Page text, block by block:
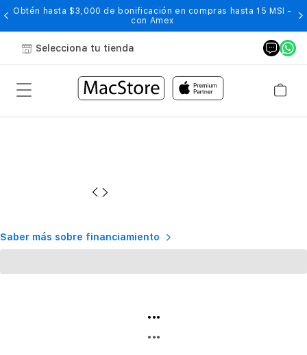
Obtén hasta $3,000 de bonificación en compras hasta 15 MSI -
con Amex
Selecciona tu tienda
Saber más sobre financiamiento
...
...